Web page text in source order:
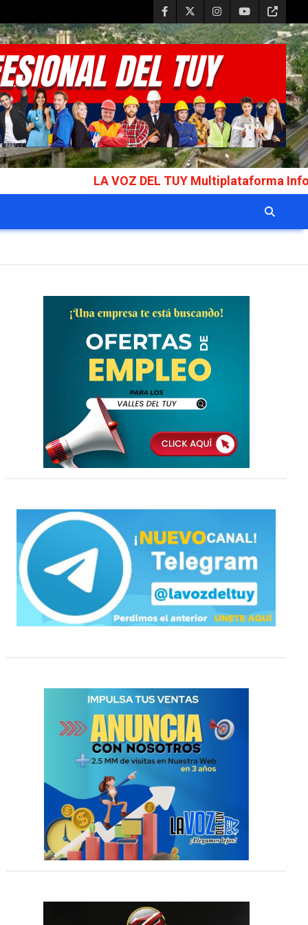
LA VOZ DEL TUY Multiplataforma Informativa